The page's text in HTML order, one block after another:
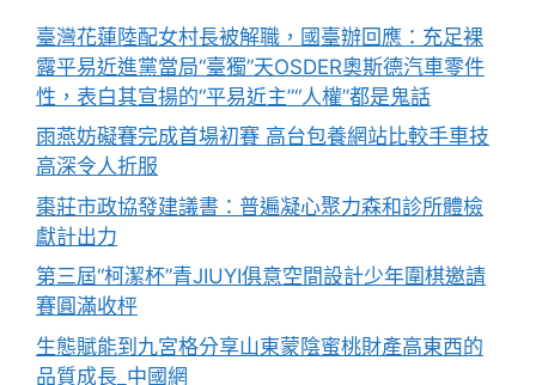
臺灣花蓮陸配女村長被解職，國臺辦回應：充足裸
露平易近進黨當局“臺獨”天OSDER奧斯德汽車零件
性，表白其宣揚的“平易近主”“人權”都是鬼話
雨燕妨礙賽完成首場初賽 高台包養網站比較手車技
高深令人折服
棗莊市政協發建議書：普遍凝心聚力森和診所體檢
獻計出力
第三屆“柯潔杯”青JIUYI俱意空間設計少年圍棋邀請
賽圓滿收枰
生態賦能到九宮格分享山東蒙陰蜜桃財產高東西的
品質成長_中國網